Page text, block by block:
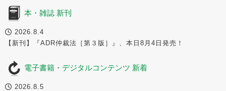
本・雑誌 新刊
2026.8.4
【新刊】『ADR仲裁法［第３版］』、本日8月4日発売！
電子書籍・デジタルコンテンツ 新着
2026.8.5